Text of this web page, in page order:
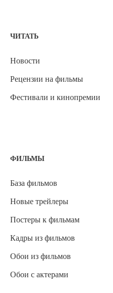
ЧИТАТЬ
Новости
Рецензии на фильмы
Фестивали и кинопремии
ФИЛЬМЫ
База фильмов
Новые трейлеры
Постеры к фильмам
Кадры из фильмов
Обои из фильмов
Обои с актерами